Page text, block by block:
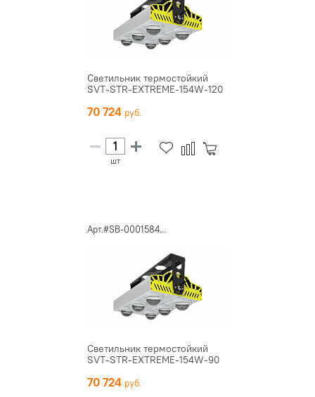
Светильник термостойкий
SVT-STR-EXTREME-154W-120
70 724
шт
Арт.#SB-0001584...
Светильник термостойкий
SVT-STR-EXTREME-154W-90
70 724